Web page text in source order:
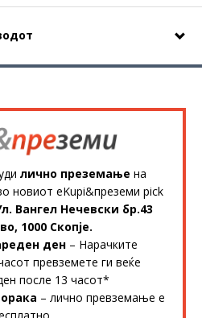
лично преземање на
новиот eKupi&преземи pick
Вангел Нечевски бр.43
1000 Скопје.
ден – Нарачките
превземете ги веќе
после 13 часот*
– лично превземање е